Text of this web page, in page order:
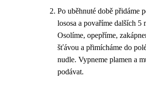
Po uběhnuté době přidáme
lososa a povaříme dalších 5
Osolíme, opepříme,
šťávou a přimícháme do
nudle. Vypneme plamen a
podávat.